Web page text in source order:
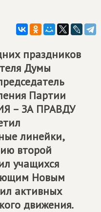
праздников
Думы
Партии
– ЗА ПРАВДУ
линейки,
второй
учащихся
Новым
активных
движения.